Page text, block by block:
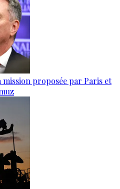
proposée par Paris et